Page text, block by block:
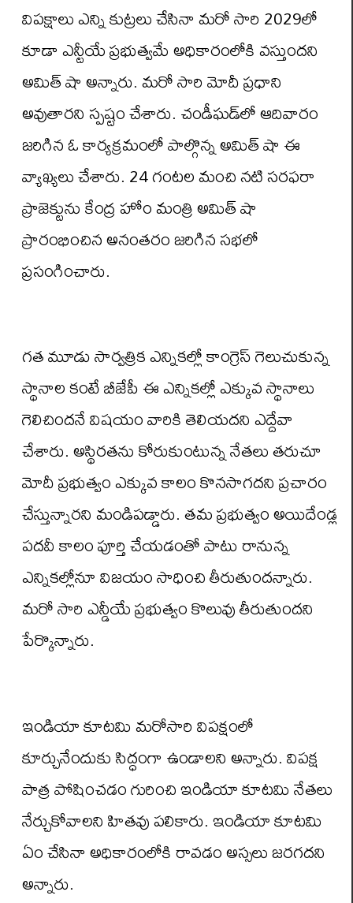
విపక్షాలు ఎన్ని కుట్రలు చేసినా మరో సారి 2029లో
కూడా ఎన్టీయే ప్రభుత్వమే అధికారంలోకి వస్తుందని
అమిత్ షా అన్నారు. మరో సారి మోదీ ప్రధాని
అవుతారని స్పష్టం చేశారు. చండీఘడ్‌లో ఆదివారం
జరిగిన ఓ కార్యక్రమంలో పాల్గొన్న అమిత్ షా ఈ
వ్యాఖ్యలు చేశారు. 24 గంటల మంచి నటి సరఫరా
ప్రాజెక్టును కేంద్ర హోం మంత్రి అమిత్ షా
ప్రారంభించిన అనంతరం జరిగిన సభలో
ప్రసంగించారు.
గత మూడు సార్వత్రిక ఎన్నికల్లో కాంగ్రెస్ గెలుచుకున్న
స్థానాల కంటే బీజేపీ ఈ ఎన్నికల్లో ఎక్కువ స్థానాలు
గెలిచిందనే విషయం వారికి తెలియదని ఎద్దేవా
చేశారు. అస్థిరతను కోరుకుంటున్న నేతలు తరుచూ
మోదీ ప్రభుత్వం ఎక్కువ కాలం కొనసాగదని ప్రచారం
చేస్తున్నారని మండిపడ్డారు. తమ ప్రభుత్వం అయిదేండ్ల
పదవీ కాలం పూర్తి చేయడంతో పాటు రానున్న
ఎన్నికల్లోనూ విజయం సాధించి తీరుతుందన్నారు.
మరో సారి ఎన్డీయే ప్రభుత్వం కొలువు తీరుతుందని
పేర్కొన్నారు.
ఇండియా కూటమి మరోసారి విపక్షంలో
కూర్చునేందుకు సిద్ధంగా ఉండాలని అన్నారు. విపక్ష
పాత్ర పోషించడం గురించి ఇండియా కూటమి నేతలు
నేర్చుకోవాలని హితవు పలికారు. ఇండియా కూటమి
ఏం చేసినా అధికారంలోకి రావడం అస్సలు జరగదని
అన్నారు.